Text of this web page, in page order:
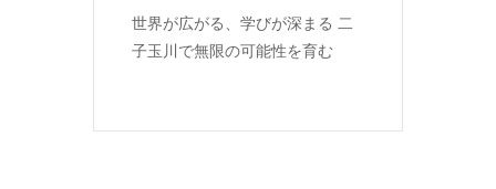
世界が広がる、学びが深まる 二
子玉川で無限の可能性を育む